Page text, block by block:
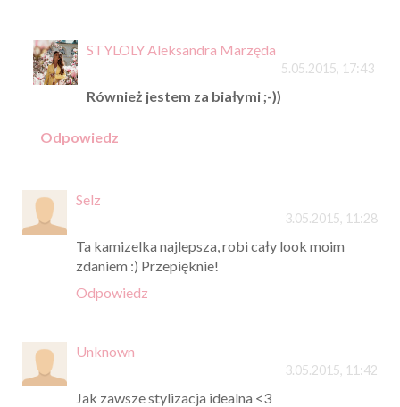
STYLOLY Aleksandra Marzęda
5.05.2015, 17:43
Również jestem za białymi ;-))
Odpowiedz
Selz
3.05.2015, 11:28
Ta kamizelka najlepsza, robi cały look moim
zdaniem :) Przepięknie!
Odpowiedz
Unknown
3.05.2015, 11:42
Jak zawsze stylizacja idealna <3